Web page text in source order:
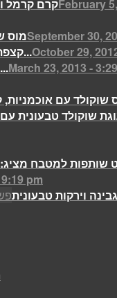
קרם קרמלFebruary
מוסSeptember 30,
קצפת מוס מנגו ובלוברי וסורבה מנגו...October 29,
עוגיות קוקוס לפסח עם שקדים טחונים...March 23, 2013 -
pm
וירקות טבעונית